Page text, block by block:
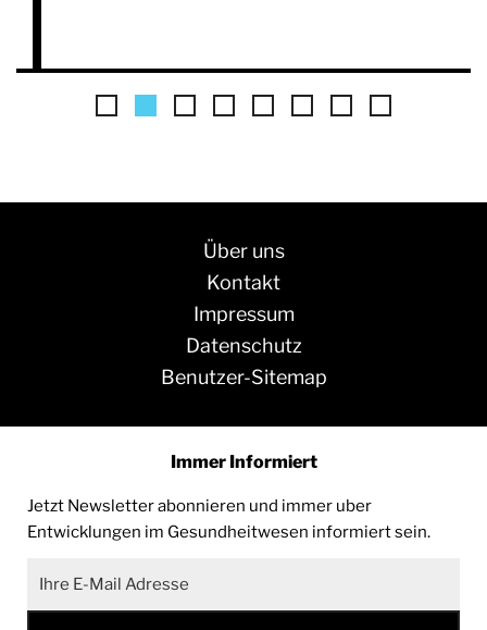
Über uns
Kontakt
Impressum
Datenschutz
Benutzer-Sitemap
Immer Informiert
Jetzt Newsletter abonnieren und immer uber
Entwicklungen im Gesundheitwesen informiert sein.